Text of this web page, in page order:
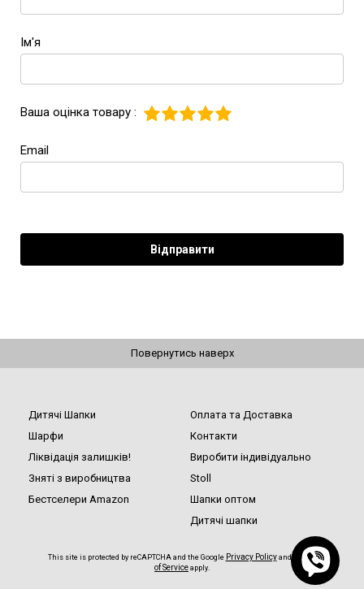
Ім'я
Ваша оцінка товару :
Email
Повернутись наверх
Дитячі Шапки
Шарфи
Ліквідація залишків!
Зняті з виробництва
Бестселери Amazon
Оплата та Доставка
Контакти
Виробити індивідуально
Stoll
Шапки оптом
Дитячі шапки
This site is protected by reCAPTCHA and the Google Privacy Policyand
Terms
of Service apply.